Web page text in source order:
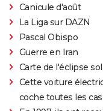
Canicule d'août
La Liga sur DAZN
Pascal Obispo
Guerre en Iran
Carte de l'éclipse
Cette voiture
coche toutes les